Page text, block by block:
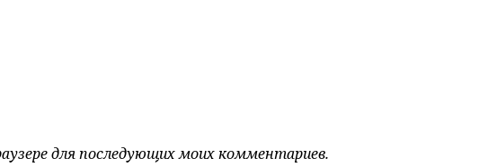
для последующих моих комментариев.